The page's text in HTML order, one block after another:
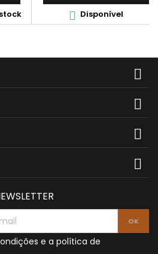
 Disponível




e a política de